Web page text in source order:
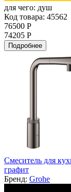
для чего: душ
Код товара: 45562
76500 Р
74205 Р
Подробнее
Смеситель для
графит
Бренд: Grohe